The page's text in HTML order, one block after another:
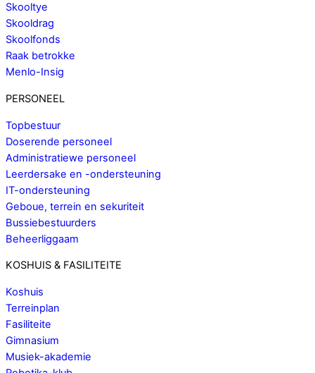
Skooltye
Skooldrag
Skoolfonds
Raak betrokke
Menlo-Insig
PERSONEEL
Topbestuur
Doserende personeel
Administratiewe personeel
Leerdersake en -ondersteuning
IT-ondersteuning
Geboue, terrein en sekuriteit
Bussiebestuurders
Beheerliggaam
KOSHUIS & FASILITEITE
Koshuis
Terreinplan
Fasiliteite
Gimnasium
Musiek-akademie